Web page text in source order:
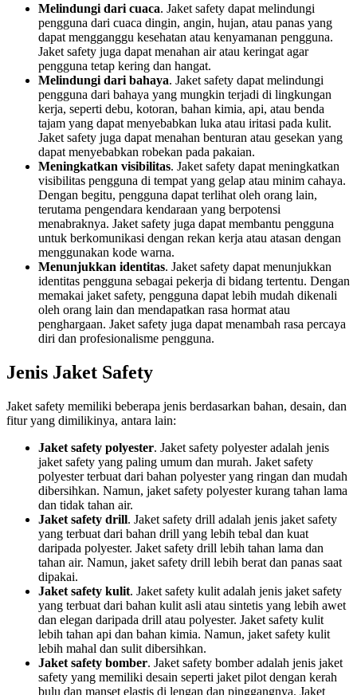
Melindungi dari cuaca. Jaket safety dapat melindungi
pengguna dari cuaca dingin, angin, hujan, atau panas yang
dapat mengganggu kesehatan atau kenyamanan pengguna.
Jaket safety juga dapat menahan air atau keringat agar
pengguna tetap kering dan hangat.
Melindungi dari bahaya. Jaket safety dapat melindungi
pengguna dari bahaya yang mungkin terjadi di lingkungan
kerja, seperti debu, kotoran, bahan kimia, api, atau benda
tajam yang dapat menyebabkan luka atau iritasi pada kulit.
Jaket safety juga dapat menahan benturan atau gesekan yang
dapat menyebabkan robekan pada pakaian.
Meningkatkan visibilitas. Jaket safety dapat meningkatkan
visibilitas pengguna di tempat yang gelap atau minim cahaya.
Dengan begitu, pengguna dapat terlihat oleh orang lain,
terutama pengendara kendaraan yang berpotensi
menabraknya. Jaket safety juga dapat membantu pengguna
untuk berkomunikasi dengan rekan kerja atau atasan dengan
menggunakan kode warna.
Menunjukkan identitas. Jaket safety dapat menunjukkan
identitas pengguna sebagai pekerja di bidang tertentu. Dengan
memakai jaket safety, pengguna dapat lebih mudah dikenali
oleh orang lain dan mendapatkan rasa hormat atau
penghargaan. Jaket safety juga dapat menambah rasa percaya
diri dan profesionalisme pengguna.
Jenis Jaket Safety
Jaket safety memiliki beberapa jenis berdasarkan bahan, desain, dan
fitur yang dimilikinya, antara lain:
Jaket safety polyester. Jaket safety polyester adalah jenis
jaket safety yang paling umum dan murah. Jaket safety
polyester terbuat dari bahan polyester yang ringan dan mudah
dibersihkan. Namun, jaket safety polyester kurang tahan lama
dan tidak tahan air.
Jaket safety drill. Jaket safety drill adalah jenis jaket safety
yang terbuat dari bahan drill yang lebih tebal dan kuat
daripada polyester. Jaket safety drill lebih tahan lama dan
tahan air. Namun, jaket safety drill lebih berat dan panas saat
dipakai.
Jaket safety kulit. Jaket safety kulit adalah jenis jaket safety
yang terbuat dari bahan kulit asli atau sintetis yang lebih awet
dan elegan daripada drill atau polyester. Jaket safety kulit
lebih tahan api dan bahan kimia. Namun, jaket safety kulit
lebih mahal dan sulit dibersihkan.
Jaket safety bomber. Jaket safety bomber adalah jenis jaket
safety yang memiliki desain seperti jaket pilot dengan kerah
bulu dan manset elastis di lengan dan pinggangnya. Jaket